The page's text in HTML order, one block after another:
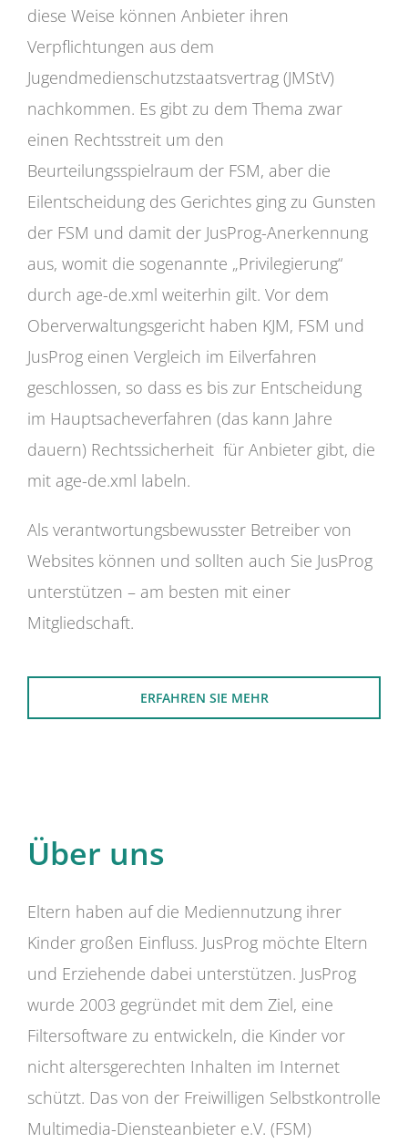
diese Weise können Anbieter ihren
Verpflichtungen aus dem
Jugendmedienschutzstaatsvertrag (JMStV)
nachkommen. Es gibt zu dem Thema zwar
einen Rechtsstreit um den
Beurteilungsspielraum der FSM, aber die
Eilentscheidung des Gerichtes ging zu Gunsten
der FSM und damit der JusProg-Anerkennung
aus, womit die sogenannte „Privilegierung“
durch age-de.xml weiterhin gilt. Vor dem
Oberverwaltungsgericht haben KJM, FSM und
JusProg einen Vergleich im Eilverfahren
geschlossen, so dass es bis zur Entscheidung
im Hauptsacheverfahren (das kann Jahre
dauern) Rechtssicherheit für Anbieter gibt, die
mit age-de.xml labeln.
Als verantwortungsbewusster Betreiber von
Websites können und sollten auch Sie JusProg
unterstützen – am besten mit einer
Mitgliedschaft.
ERFAHREN SIE MEHR
Über uns
Eltern haben auf die Mediennutzung ihrer
Kinder großen Einfluss. JusProg möchte Eltern
und Erziehende dabei unterstützen. JusProg
wurde 2003 gegründet mit dem Ziel, eine
Filtersoftware zu entwickeln, die Kinder vor
nicht altersgerechten Inhalten im Internet
schützt. Das von der Freiwilligen Selbstkontrolle
Multimedia-Diensteanbieter e.V. (FSM)